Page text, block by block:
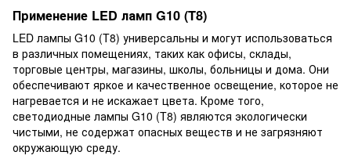
Применение LED ламп G10 (T8)
LED лампы G10 (T8) универсальны и могут использоваться
в различных помещениях, таких как офисы, склады,
торговые центры, магазины, школы, больницы и дома. Они
обеспечивают яркое и качественное освещение, которое не
нагревается и не искажает цвета. Кроме того,
светодиодные лампы G10 (T8) являются экологически
чистыми, не содержат опасных веществ и не загрязняют
окружающую среду.